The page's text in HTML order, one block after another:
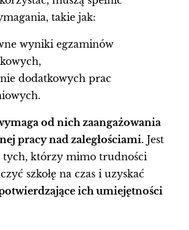
takie jak:
wyniki egzaminów
dodatkowych prac
od nich zaangażowania
pracy nad zaległościami. Jest
tych, którzy mimo trudności
szkołę na czas i uzyskać
ich umiejętności